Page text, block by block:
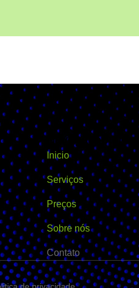
Navegação
Inicio
Serviços
Preços
Sobre nós
Contato
de privacidade